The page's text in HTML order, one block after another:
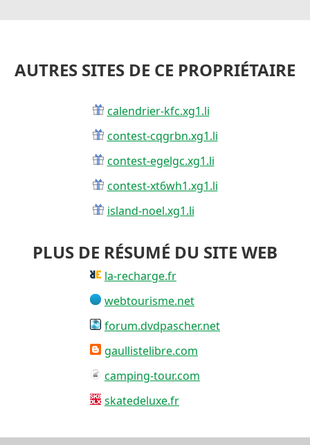
AUTRES SITES DE CE PROPRIÉTAIRE
calendrier-kfc.xg1.li
contest-cqgrbn.xg1.li
contest-egelgc.xg1.li
contest-xt6wh1.xg1.li
island-noel.xg1.li
PLUS DE RÉSUMÉ DU SITE WEB
la-recharge.fr
webtourisme.net
forum.dvdpascher.net
gaullistelibre.com
camping-tour.com
skatedeluxe.fr